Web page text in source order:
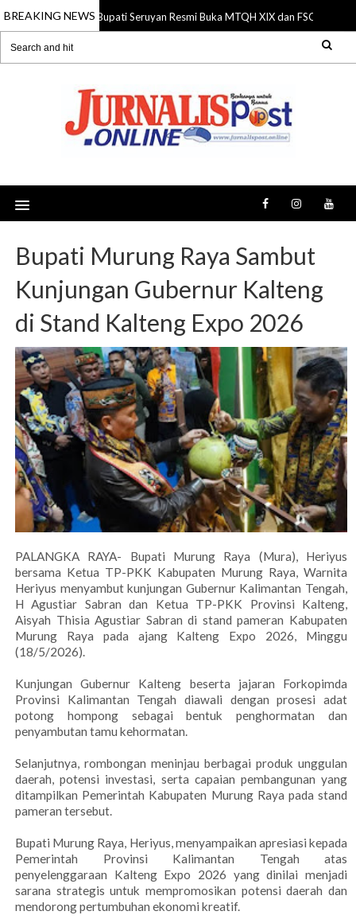
BREAKING NEWS
06 Aug 2026 Bupati Seruyan Resmi Buka MTQH XIX dan FSQ 2026,
Bupati Murung Raya Sambut
Kunjungan Gubernur Kalteng
di Stand Kalteng Expo 2026
PALANGKA RAYA- Bupati Murung Raya (Mura), Heriyus
bersama Ketua TP-PKK Kabupaten Murung Raya, Warnita
Heriyus menyambut kunjungan Gubernur Kalimantan Tengah,
H Agustiar Sabran dan Ketua TP-PKK Provinsi Kalteng,
Aisyah Thisia Agustiar Sabran di stand pameran Kabupaten
Murung Raya pada ajang Kalteng Expo 2026, Minggu
(18/5/2026).
Kunjungan Gubernur Kalteng beserta jajaran Forkopimda
Provinsi Kalimantan Tengah diawali dengan prosesi adat
potong hompong sebagai bentuk penghormatan dan
penyambutan tamu kehormatan.
Selanjutnya, rombongan meninjau berbagai produk unggulan
daerah, potensi investasi, serta capaian pembangunan yang
ditampilkan Pemerintah Kabupaten Murung Raya pada stand
pameran tersebut.
Bupati Murung Raya, Heriyus, menyampaikan apresiasi kepada
Pemerintah Provinsi Kalimantan Tengah atas
penyelenggaraan Kalteng Expo 2026 yang dinilai menjadi
sarana strategis untuk mempromosikan potensi daerah dan
mendorong pertumbuhan ekonomi kreatif.